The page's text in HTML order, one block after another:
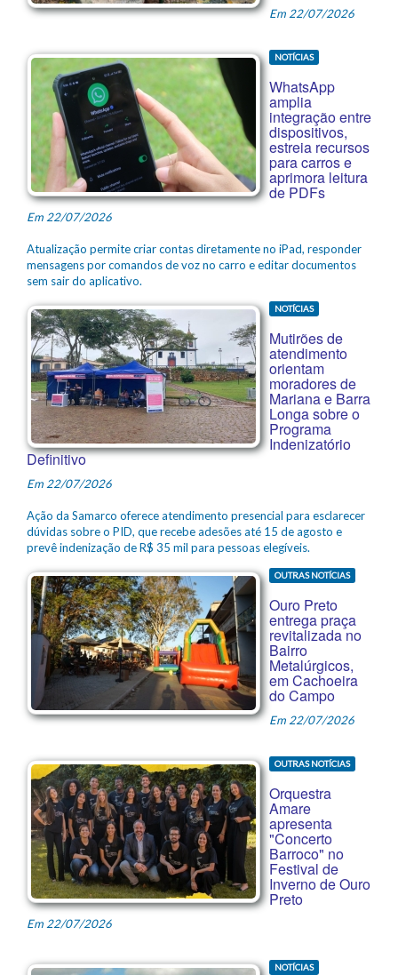
Em 22/07/2026
NOTÍCIAS
WhatsApp
amplia
integração entre
dispositivos,
estreia recursos
para carros e
aprimora leitura
de PDFs
Em 22/07/2026
Atualização permite criar contas diretamente no iPad, responder
mensagens por comandos de voz no carro e editar documentos
sem sair do aplicativo.
NOTÍCIAS
Mutirões de
atendimento
orientam
moradores de
Mariana e Barra
Longa sobre o
Programa
Indenizatório
Definitivo
Em 22/07/2026
Ação da Samarco oferece atendimento presencial para esclarecer
dúvidas sobre o PID, que recebe adesões até 15 de agosto e
prevê indenização de R$ 35 mil para pessoas elegíveis.
OUTRAS NOTÍCIAS
Ouro Preto
entrega praça
revitalizada no
Bairro
Metalúrgicos,
em Cachoeira
do Campo
Em 22/07/2026
OUTRAS NOTÍCIAS
Orquestra
Amare
apresenta
"Concerto
Barroco" no
Festival de
Inverno de Ouro
Preto
Em 22/07/2026
NOTÍCIAS